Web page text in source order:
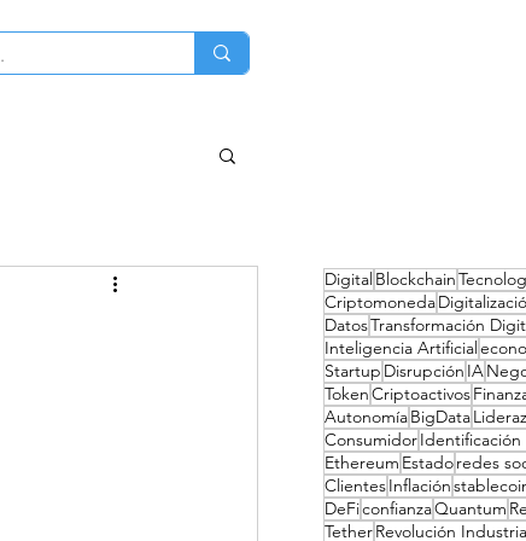
DigitalBlockchain
Criptomoneda
DatosTransformación
Inteligencia Artificial
Startup Disrupción IA
TokenCriptoactivos
AutonomíaBigData
Consumidor
Ethereum Estadoredes
ClientesInflación
DeFiconfianzaQuantum
TetherRevolución